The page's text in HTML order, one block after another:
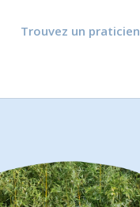
Trouvez un praticien